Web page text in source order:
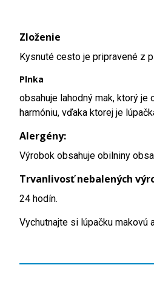
Zloženie
Kysnuté cesto je pripravené z
Plnka
obsahuje lahodný mak, ktorý
harmóniu, vďaka ktorej je
Alergény:
Výrobok obsahuje obilniny
Trvanlivosť nebalených
24 hodín.
Vychutnajte si lúpačku makovú